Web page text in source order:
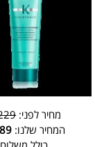
מחיר לפני:₪
המחיר שלנו: